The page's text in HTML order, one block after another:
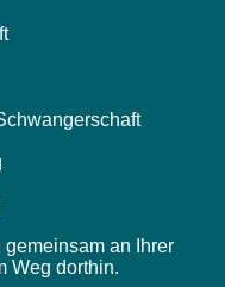
gemeinsam an Ihrer
Weg dorthin.